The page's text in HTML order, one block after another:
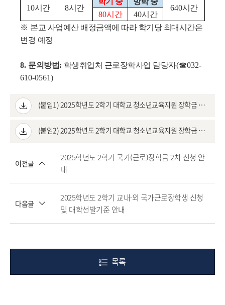
10시간 8시간 640시간
80시간 40시간
※ 본교 사업예산 배정금액에 따라 학기당 최대시간은
변경 예정
8. 문의방법: 학생취업처 근로장학사업 담당자(☎032-
610-0561)
(붙임1) 2025학년도 2학기 대학교 청소년교육지원 장학금 기관 명단.pdf
(붙임2) 2025학년도 2학기 대학교 청소년교육지원 장학금 신청서 및 개인정보동의서.hwp
이전글
2025학년도 2학기 국가(근로)장학금 2차 신청 안
내
다음글
2025학년도 2학기 교내·외 국가근로장학생 신청
및 대학선발기준 안내
목록